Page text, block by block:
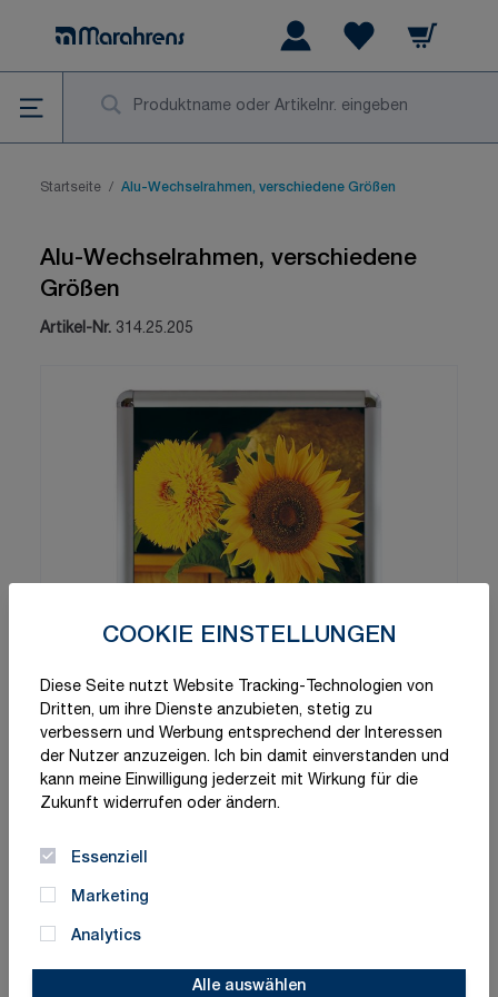
COOKIE EINSTELLUNGEN
Diese Seite nutzt Website Tracking-Technologien von
Dritten, um ihre Dienste anzubieten, stetig zu
verbessern und Werbung entsprechend der Interessen
der Nutzer anzuzeigen. Ich bin damit einverstanden und
kann meine Einwilligung jederzeit mit Wirkung für die
Zukunft widerrufen oder ändern.
Essenziell
Marketing
Analytics
Alle auswählen
Warenkorb
Startseite / Alu-Wechselrahmen, verschiedene Größen
Alu-Wechselrahmen, verschiedene
Größen
Artikel-Nr. 314.25.205